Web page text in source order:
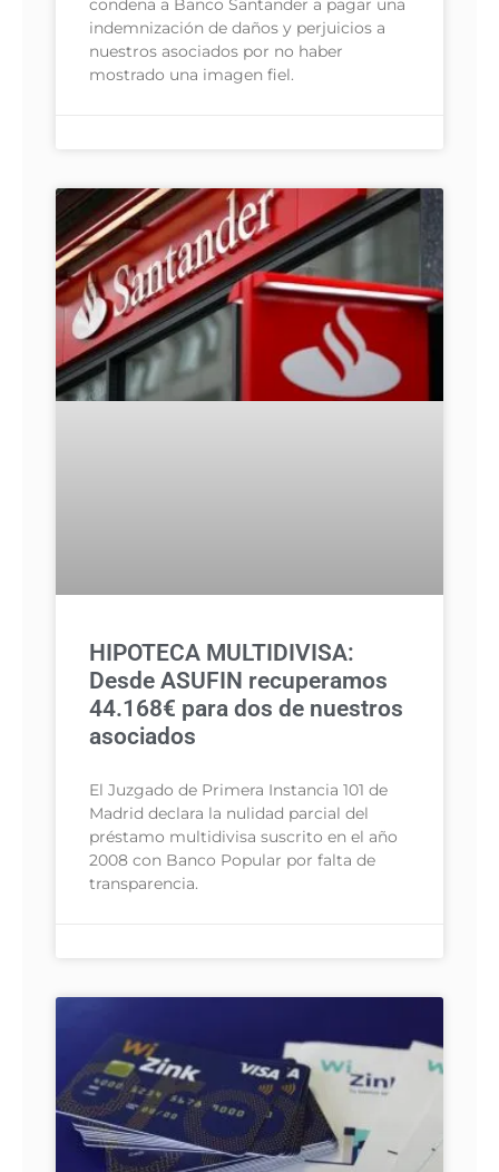
condena a Banco Santander a pagar una
indemnización de daños y perjuicios a
nuestros asociados por no haber
mostrado una imagen fiel.
HIPOTECA MULTIDIVISA:
Desde ASUFIN recuperamos
44.168€ para dos de nuestros
asociados
El Juzgado de Primera Instancia 101 de
Madrid declara la nulidad parcial del
préstamo multidivisa suscrito en el año
2008 con Banco Popular por falta de
transparencia.